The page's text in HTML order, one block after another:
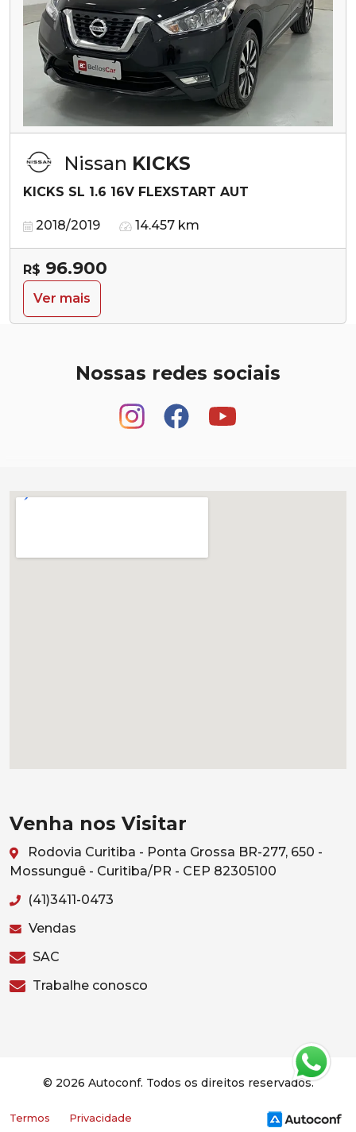
Nissan KICKS
KICKS SL 1.6 16V FLEXSTART AUT
2018/2019 14.457 km
R$ 96.900
Ver mais
Nossas redes sociais
Venha nos Visitar
Rodovia Curitiba - Ponta Grossa BR-277, 650 -
Mossunguê - Curitiba/PR - CEP 82305100
(41)3411-0473
Vendas
SAC
Trabalhe conosco
© 2026 Autoconf. Todos os direitos reservados.
Termos Privacidade